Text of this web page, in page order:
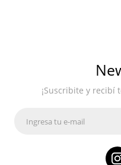
¡Suscribite y recibí